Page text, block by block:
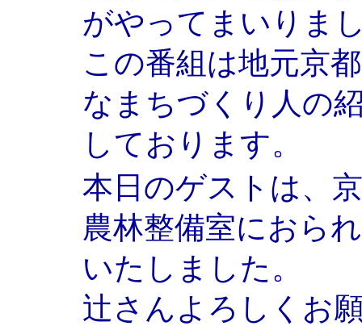
がやってまいりま
この番組は地元京
なまちづくり人の
しております。
本日のゲストは、
農林整備室におら
いたしました。
辻さんよろしくお